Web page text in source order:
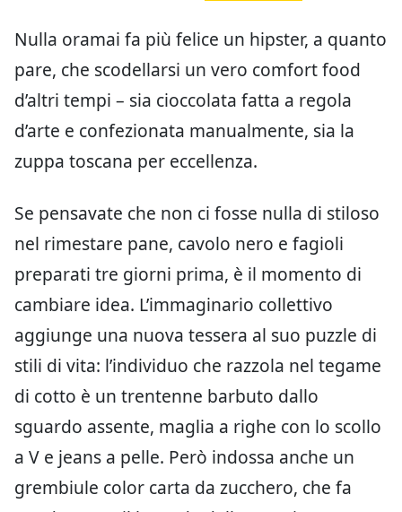
Nulla oramai fa più felice un hipster, a quanto
pare, che scodellarsi un vero comfort food
d’altri tempi – sia cioccolata fatta a regola
d’arte e confezionata manualmente, sia la
zuppa toscana per eccellenza.
Se pensavate che non ci fosse nulla di stiloso
nel rimestare pane, cavolo nero e fagioli
preparati tre giorni prima, è il momento di
cambiare idea. L’immaginario collettivo
aggiunge una nuova tessera al suo puzzle di
stili di vita: l’individuo che razzola nel tegame
di cotto è un trentenne barbuto dallo
sguardo assente, maglia a righe con lo scollo
a V e jeans a pelle. Però indossa anche un
grembiule color carta da zucchero, che fa